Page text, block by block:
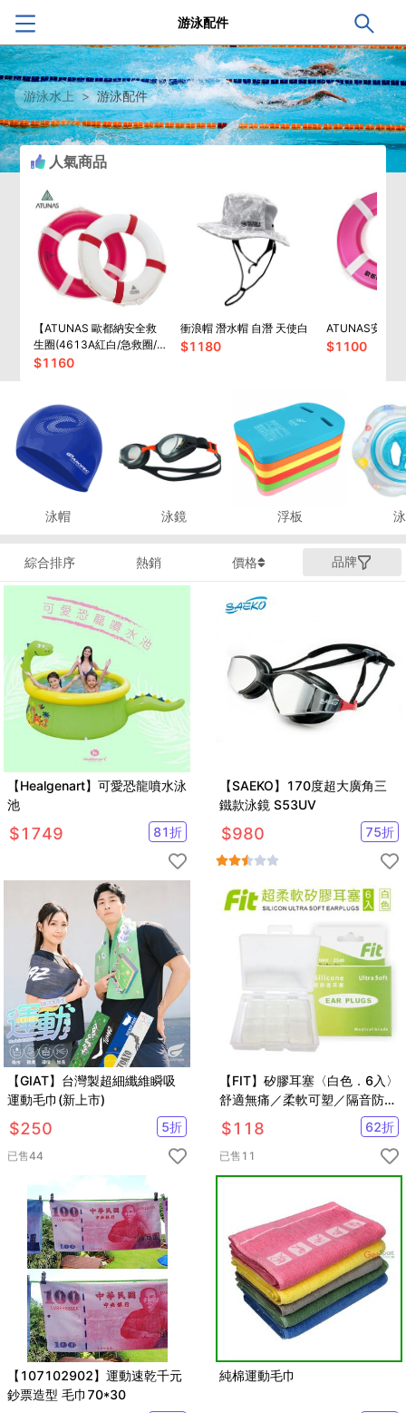
游泳配件
游泳水上 > 游泳配件
人氣商品
【ATUNAS 歐都納安全救
生圈(4613A紅白/急救圈/
游泳圈/魚雷浮標/浮板)
$1160
衝浪帽 潛水帽 自潛 天使白
$1180
ATUNAS安全救
$1100
泳帽 泳鏡 浮板
綜合排序 熱銷 價格 品牌
【Healgenart】可愛恐龍噴水泳
池
$1749 81折
【SAEKO】170度超大廣角三
鐵款泳鏡 S53UV
$980 75折
【GIAT】台灣製超細纖維瞬吸
運動毛巾(新上市)
$250 5折
已售44
【FIT】矽膠耳塞〈白色．6入〉
舒適無痛／柔軟可塑／隔音防噪
／（內附收納盒）
$118 62折
已售 11
【107102902】運動速乾千元
鈔票造型 毛巾70*30
純棉運動毛巾